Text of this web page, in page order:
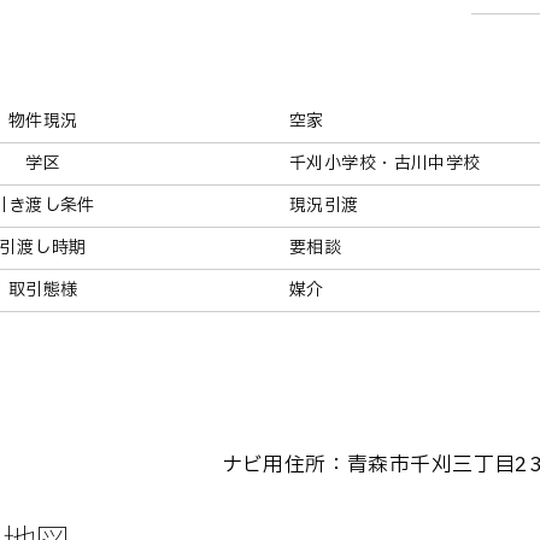
物件現況
空家
学区
千刈小学校・古川中学校
き渡し条件
現況引渡
引渡し時期
要相談
取引態様
媒介
ナビ用住所：青森市千刈三丁目